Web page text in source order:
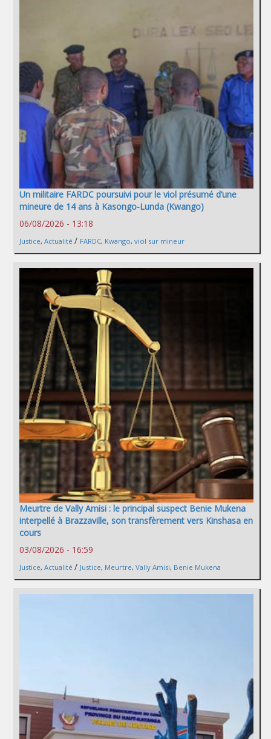
Un militaire FARDC poursuivi pour le viol présumé d’une
mineure de 14 ans à Kasongo-Lunda (Kwango)
06/08/2026 - 13:18
Justice, Actualité / FARDC, Kwango, viol sur mineur
Meurtre de Vally Amisi : le principal suspect Benie Mukena
interpellé à Brazzaville, son transfèrement vers Kinshasa en
cours
03/08/2026 - 16:59
Justice, Actualité / Justice, Meurtre, Vally Amisi, Benie Mukena